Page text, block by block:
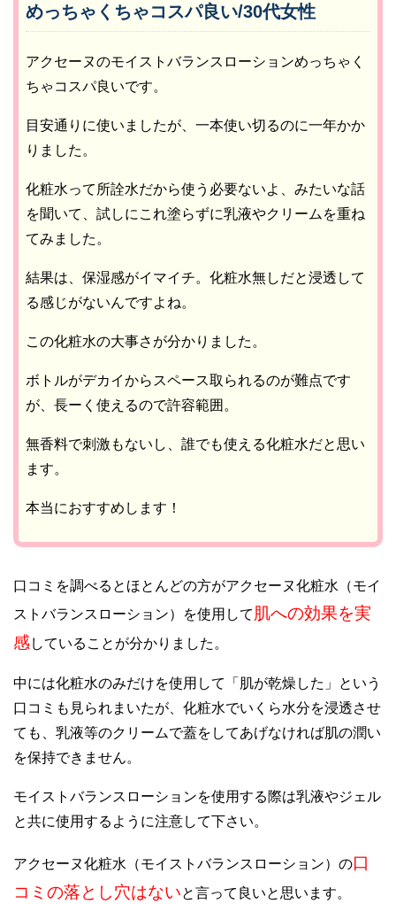
めっちゃくちゃコスパ良い/30代女性
アクセーヌのモイストバランスローションめっちゃく
ちゃコスパ良いです。
目安通りに使いましたが、一本使い切るのに一年かか
りました。
化粧水って所詮水だから使う必要ないよ、みたいな話
を聞いて、試しにこれ塗らずに乳液やクリームを重ね
てみました。
結果は、保湿感がイマイチ。化粧水無しだと浸透して
る感じがないんですよね。
この化粧水の大事さが分かりました。
ボトルがデカイからスペース取られるのが難点です
が、長ーく使えるので許容範囲。
無香料で刺激もないし、誰でも使える化粧水だと思い
ます。
本当におすすめします！
口コミを調べるとほとんどの方がアクセーヌ化粧水（モイ
ストバランスローション）を使用して肌への効果を実
感していることが分かりました。
中には化粧水のみだけを使用して「肌が乾燥した」という
口コミも見られまいたが、化粧水でいくら水分を浸透させ
ても、乳液等のクリームで蓋をしてあげなければ肌の潤い
を保持できません。
モイストバランスローションを使用する際は乳液やジェル
と共に使用するように注意して下さい。
アクセーヌ化粧水（モイストバランスローション）の口
コミの落とし穴はないと言って良いと思います。